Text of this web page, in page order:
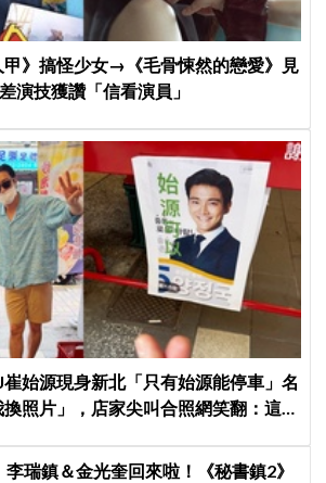
甲》搞怪少女→《毛骨悚然的戀愛》見
演技獲讚「信看演員」
始源現身新北「只有始源能停車」名
照片」，店家尖叫合照網笑翻：這輩
李瑞鎮＆金光奎回來啦！《秘書鎮2》